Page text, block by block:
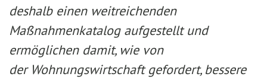
deshalb einen weitreichenden
Maßnahmenkatalog aufgestellt und
ermöglichen damit, wie von
der Wohnungswirtschaft gefordert, bessere